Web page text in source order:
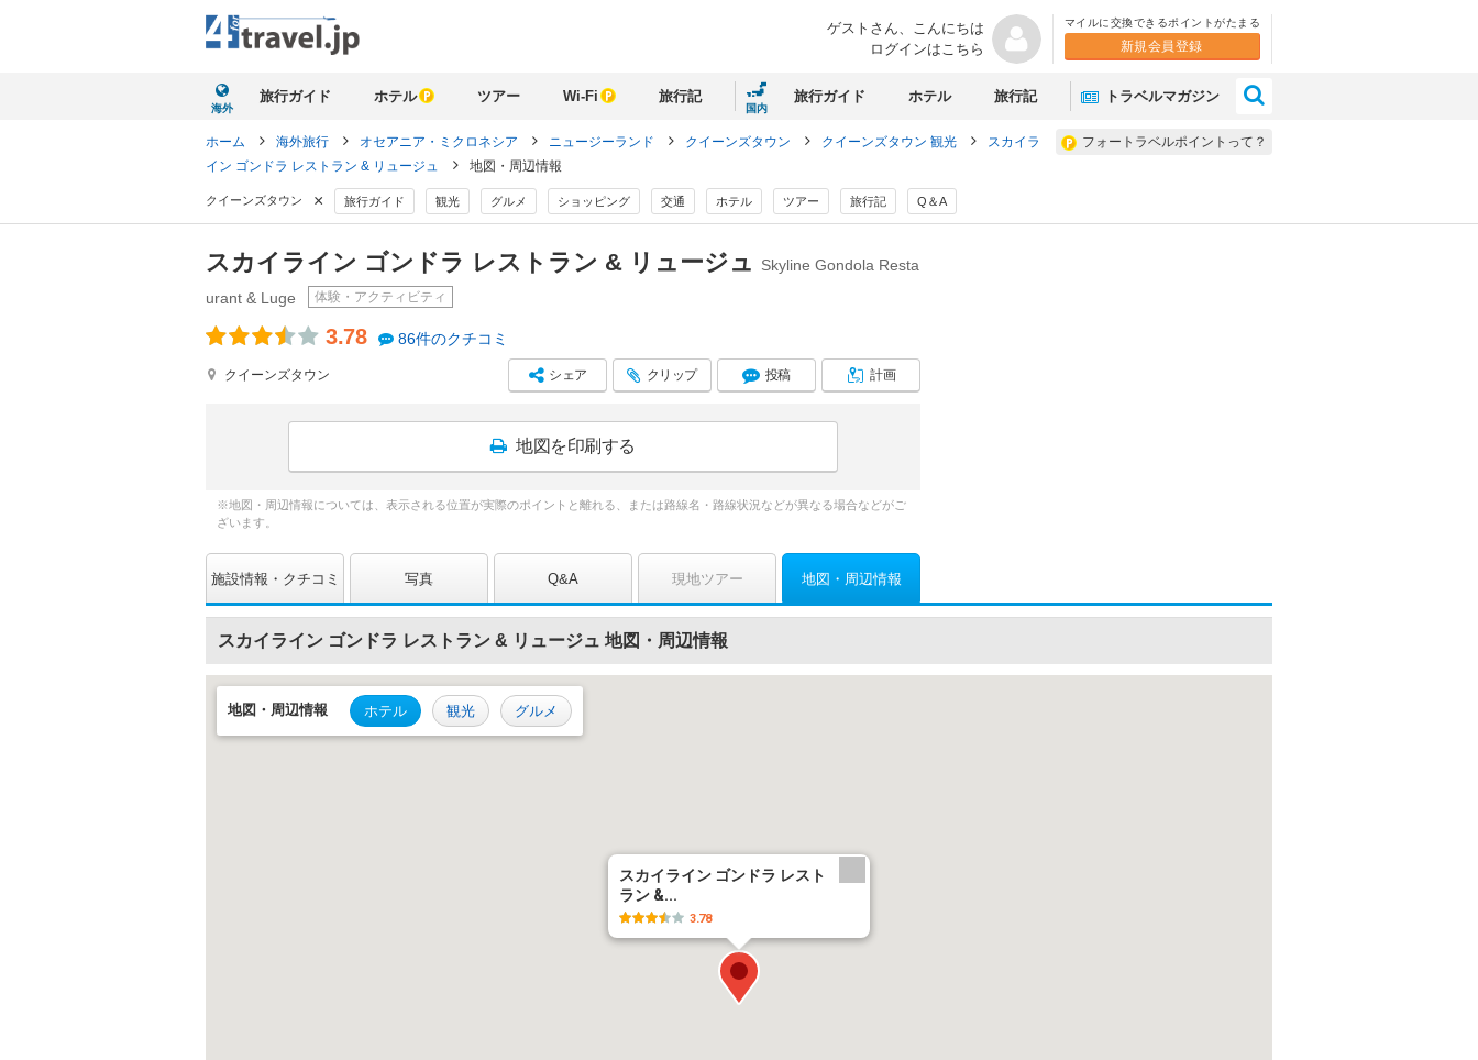
ゲストさん、 こんにちは
ログインはこちら
マイルに交換できるポイントがたまる
新規会員登録
海外
旅行ガイド ホテル ツアー Wi-Fi 旅行記
国内
旅行ガイド ホテル 旅行記 トラベルマガジン
フォートラベルポイントって？
ホーム 海外旅行 オセアニア・ミクロネシア ニュージーランド クイーンズタウン クイーンズタウン 観光
スカイラ
イン ゴンドラ レストラン & リュージュ
地図・周辺情報
クイーンズタウン × 旅行ガイド 観光 グルメ ショッピング 交通 ホテル ツアー 旅行記 Q＆A
スカイライン ゴンドラ レストラン & リュージュ
Skyline Gondola Resta
urant & Luge
体験・アクティビティ
3.78 86件のクチコミ
クイーンズタウン シェア クリップ 投稿 計画
地図を印刷する
※地図・周辺情報については、表示される位置が実際のポイントと離れる、または路線名・路線状況などが異なる場合などがご
ざいます。
施設情報 クチコミ 写真 Q&A 現地ツアー 地図 周辺情報
スカイライン ゴンドラ レストラン & リュージュ 地図・周辺情報
スカイライン ゴンドラ レスト
ラン &...
3.78
地図・ 周辺情報 ホテル 観光 グルメ